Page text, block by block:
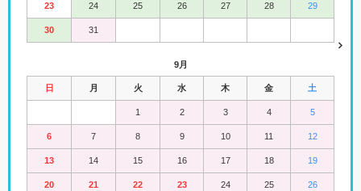
23 24 25 26 27 28 29
30 31
9月
日 月 火 水 木 金 土
1 2 3 4 5
6 7 8 9 10 11 12
13 14 15 16 17 18 19
20 21 22 23 24 25 26